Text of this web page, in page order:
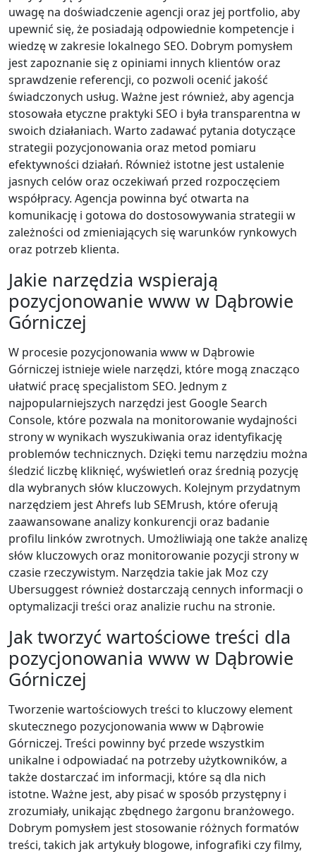
uwagę na doświadczenie agencji oraz jej portfolio, aby
upewnić się, że posiadają odpowiednie kompetencje i
wiedzę w zakresie lokalnego SEO. Dobrym pomysłem
jest zapoznanie się z opiniami innych klientów oraz
sprawdzenie referencji, co pozwoli ocenić jakość
świadczonych usług. Ważne jest również, aby agencja
stosowała etyczne praktyki SEO i była transparentna w
swoich działaniach. Warto zadawać pytania dotyczące
strategii pozycjonowania oraz metod pomiaru
efektywności działań. Również istotne jest ustalenie
jasnych celów oraz oczekiwań przed rozpoczęciem
współpracy. Agencja powinna być otwarta na
komunikację i gotowa do dostosowywania strategii w
zależności od zmieniających się warunków rynkowych
oraz potrzeb klienta.
Jakie narzędzia wspierają
pozycjonowanie www w Dąbrowie
Górniczej
W procesie pozycjonowania www w Dąbrowie
Górniczej istnieje wiele narzędzi, które mogą znacząco
ułatwić pracę specjalistom SEO. Jednym z
najpopularniejszych narzędzi jest Google Search
Console, które pozwala na monitorowanie wydajności
strony w wynikach wyszukiwania oraz identyfikację
problemów technicznych. Dzięki temu narzędziu można
śledzić liczbę kliknięć, wyświetleń oraz średnią pozycję
dla wybranych słów kluczowych. Kolejnym przydatnym
narzędziem jest Ahrefs lub SEMrush, które oferują
zaawansowane analizy konkurencji oraz badanie
profilu linków zwrotnych. Umożliwiają one także analizę
słów kluczowych oraz monitorowanie pozycji strony w
czasie rzeczywistym. Narzędzia takie jak Moz czy
Ubersuggest również dostarczają cennych informacji o
optymalizacji treści oraz analizie ruchu na stronie.
Jak tworzyć wartościowe treści dla
pozycjonowania www w Dąbrowie
Górniczej
Tworzenie wartościowych treści to kluczowy element
skutecznego pozycjonowania www w Dąbrowie
Górniczej. Treści powinny być przede wszystkim
unikalne i odpowiadać na potrzeby użytkowników, a
także dostarczać im informacji, które są dla nich
istotne. Ważne jest, aby pisać w sposób przystępny i
zrozumiały, unikając zbędnego żargonu branżowego.
Dobrym pomysłem jest stosowanie różnych formatów
treści, takich jak artykuły blogowe, infografiki czy filmy,